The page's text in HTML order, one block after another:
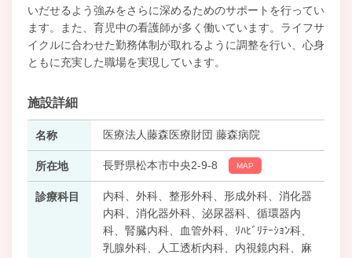
いだせるよう強みをさらに深めるためのサポートを行ってい
ます。また、育児中の看護師が多く働いています。ライフサ
イクルに合わせた勤務体制が取れるように調整を行い、心身
ともに充実した職場を実現しています。
施設詳細
名称 医療法人藤森医療財団 藤森病院
所在地 長野県松本市中央2-9-8 MAP
診療科目
内科、外科、整形外科、形成外科、消化器
内科、消化器外科、泌尿器科、循環器内
科、腎臓内科、血管外科、ﾘﾊﾋﾞﾘﾃｰｼｮﾝ科、
乳腺外科、人工透析内科、内視鏡内科、麻